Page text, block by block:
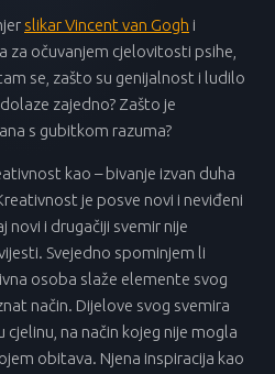
slikar Vincent van Gogh i
za očuvanjem cjelovitosti psihe,
se, zašto su genijalnost i ludilo
zajedno? Zašto je
s gubitkom razuma?
kao – bivanje izvan duha
je posve novi i neviđeni
novi i drugačiji svemir nije
Svejedno spominjem li
osoba slaže elemente svog
način. Dijelove svog svemira
na način kojeg nije mogla
obitava. Njena inspiracija kao